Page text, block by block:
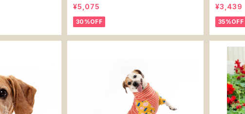
フーディ
¥5,075
30%OFF
¥3,439
35%OFF